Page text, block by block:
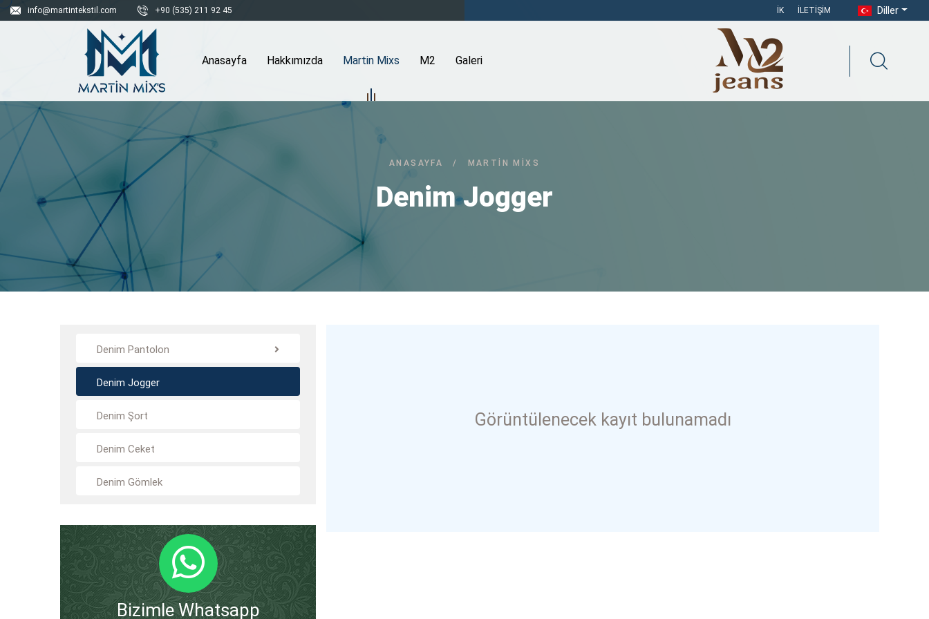
info@martintekstil.com +90 (535) 211 92 45 İK İLETIŞIM Diller
Anasayfa Hakkımızda Martin Mixs M2 Galeri
ANASAYFA / MARTIN MIXS
Denim Jogger
Denim Pantolon
Denim Jogger
Denim Şort
Denim Ceket
Denim Gömlek
Bizimle Whatsapp
Görüntülenecek kayıt bulunamadı